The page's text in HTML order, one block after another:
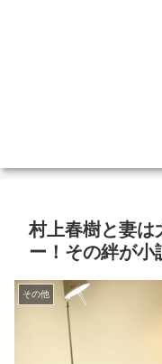
村上春樹と妻は
ー！その絆が小
その他